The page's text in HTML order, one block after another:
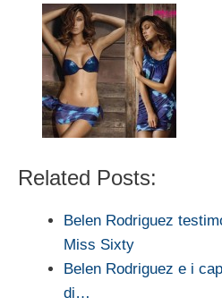
Related Posts:
Belen Rodriguez
Miss Sixty
Belen Rodriguez e i
di…